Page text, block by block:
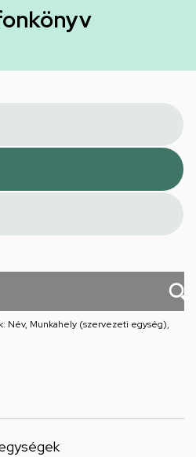
Név, Munkahely (szervezeti egység),